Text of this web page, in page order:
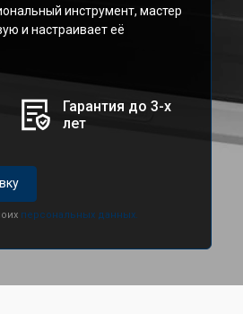
инструмент, мастер
и настраивает её
Гарантия до 3-х
лет
персональных данных.